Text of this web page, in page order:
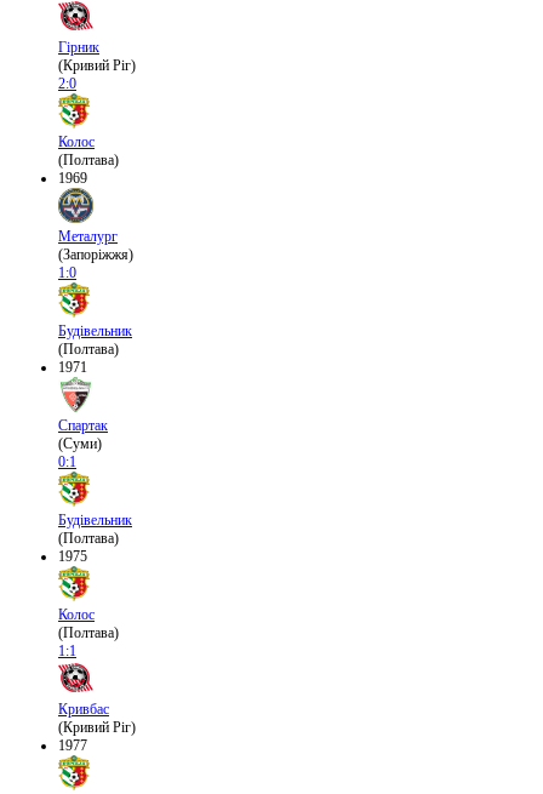
Гірник
(Кривий Ріг)
2:0
Колос
(Полтава)
1969
Металург
(Запоріжжя)
1:0
Будівельник
(Полтава)
1971
Спартак
(Суми)
0:1
Будівельник
(Полтава)
1975
Колос
(Полтава)
1:1
Кривбас
(Кривий Ріг)
1977